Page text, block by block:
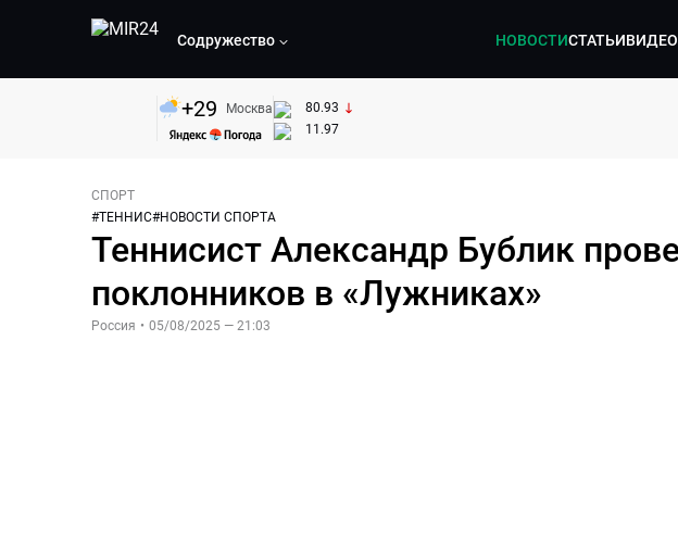
Содружество НОВОСТИСТАТЬИВИДЕО
+29 Москва
80.93
11.97
СПОРТ
#ТЕННИС#НОВОСТИ СПОРТА
Теннисист Александр Бублик
поклонников в «Лужниках»
Россия • 05/08/2025 — 21:03